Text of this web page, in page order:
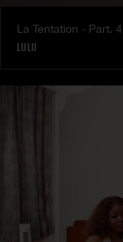
La Tentation - Part. 4
LULU